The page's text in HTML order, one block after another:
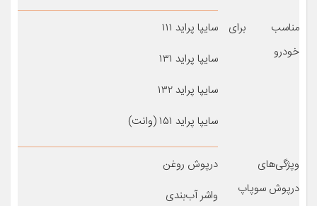
مناسب برای
خودرو
سایپا پراید ۱۱۱
سایپا پراید ۱۳۱
سایپا پراید ۱۳۲
سایپا پراید ۱۵۱ (وانت)
وپژگی‌های
درپوش سوپاپ
درپوش روغن
واشر آب‌بندی